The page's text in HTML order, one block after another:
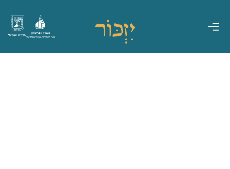
מדינת ישראל
משרד הביטחון
אגף משפחות, הנצחה ומורשת